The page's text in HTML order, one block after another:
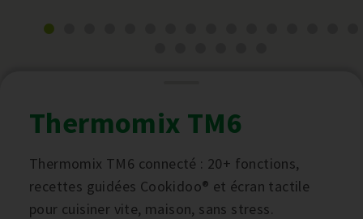
Thermomix TM6
Thermomix TM6 connecté : 20+ fonctions,
recettes guidées Cookidoo® et écran tactile
pour cuisiner vite, maison, sans stress.